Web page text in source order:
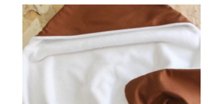
150,00€